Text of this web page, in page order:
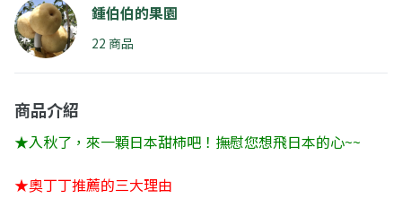
鍾伯伯的果園
22 商品
商品介紹
★入秋了，來一顆日本甜柿吧！撫慰您想飛日本的心~~
★奧丁丁推薦的三大理由